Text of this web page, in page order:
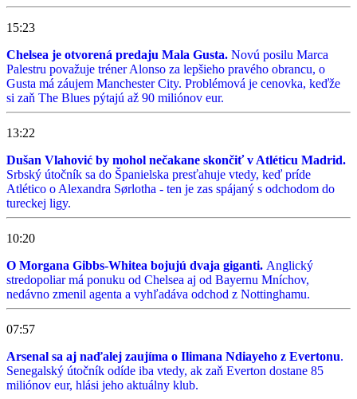
15:23
Chelsea je otvorená predaju Mala Gusta. Novú posilu Marca
Palestru považuje tréner Alonso za lepšieho pravého obrancu, o
Gusta má záujem Manchester City. Problémová je cenovka, keďže
si zaň The Blues pýtajú až 90 miliónov eur.
13:22
Dušan Vlahović by mohol nečakane skončiť v Atléticu Madrid.
Srbský útočník sa do Španielska presťahuje vtedy, keď príde
Atlético o Alexandra Sørlotha - ten je zas spájaný s odchodom do
tureckej ligy.
10:20
O Morgana Gibbs-Whitea bojujú dvaja giganti. Anglický
stredopoliar má ponuku od Chelsea aj od Bayernu Mníchov,
nedávno zmenil agenta a vyhľadáva odchod z Nottinghamu.
07:57
Arsenal sa aj naďalej zaujíma o Ilimana Ndiayeho z Evertonu.
Senegalský útočník odíde iba vtedy, ak zaň Everton dostane 85
miliónov eur, hlási jeho aktuálny klub.